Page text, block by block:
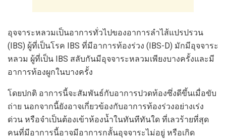
อุจจาระหลวมเป็นอาการทั่วไปของอาการลำไส้แปรปรวน
(IBS) ผู้ที่เป็นโรค IBS ที่มีอาการท้องร่วง (IBS-D) มักมีอุจจาระ
หลวม ผู้ที่เป็น IBS สลับกันมีอุจจาระหลวมเพียงบางครั้งและมี
อาการท้องผูกในบางครั้ง
โดยปกติ อาการนี้จะสัมพันธ์กับอาการปวดท้องซึ่งดีขึ้นเมื่อขับ
ถ่าย นอกจากนี้ยังอาจเกี่ยวข้องกับอาการท้องร่วงอย่างเร่ง
ด่วน หรือจำเป็นต้องเข้าห้องน้ำในทันทีทันใด ที่เลวร้ายที่สุด
คนที่มีอาการนี้อาจมีอาการกลั้นอุจจาระไม่อยู่ หรือเกิด